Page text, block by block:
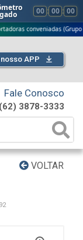
00 : 00 : 00
conveniadas (Grupo G5)
APP
Fale Conosco
(62) 3878-3333
VOLTAR